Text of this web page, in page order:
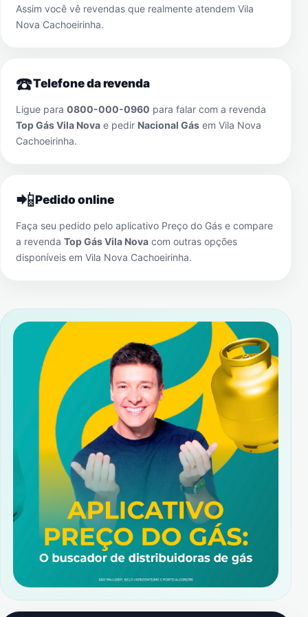
Assim você vê revendas que realmente atendem Vila
Nova Cachoeirinha.
☎️Telefone da revenda
Ligue para 0800-000-0960 para falar com a revenda
Top Gás Vila Nova e pedir Nacional Gás em Vila Nova
Cachoeirinha.
📲Pedido online
Faça seu pedido pelo aplicativo Preço do Gás e compare
a revenda Top Gás Vila Nova com outras opções
disponíveis em Vila Nova Cachoeirinha.